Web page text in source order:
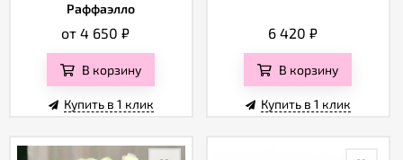
Раффаэлло
от 4 650₽
В корзину
Купить в 1 клик
6 420 ₽
В корзину
Купить в 1 клик